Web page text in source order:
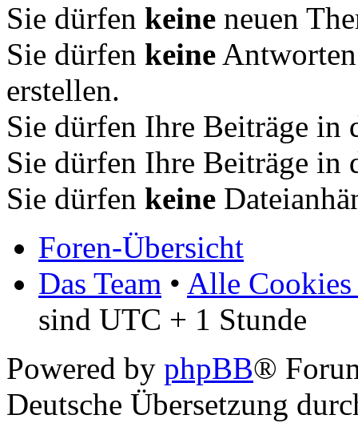
Sie dürfen keine neuen
Sie dürfen keine
erstellen.
Sie dürfen Ihre Beiträge in
Sie dürfen Ihre Beiträge in
Sie dürfen keine
Foren-Übersicht
Das Team • Alle Cookies
sind UTC + 1 Stunde
Powered by phpBB®
Deutsche Übersetzung